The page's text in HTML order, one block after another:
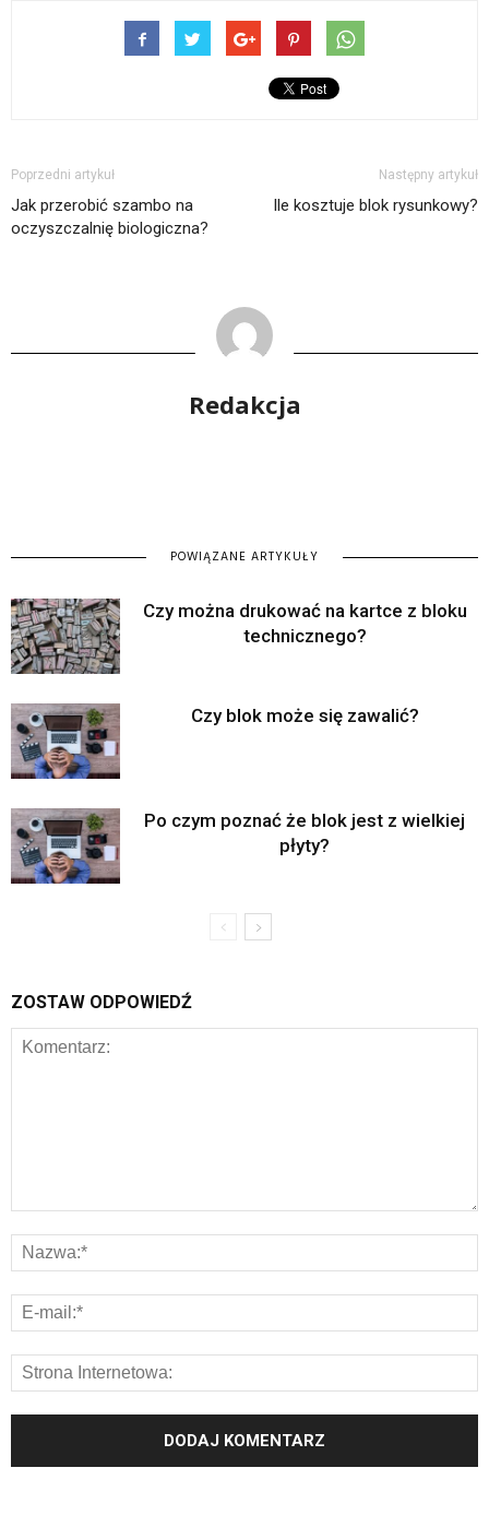
Poprzedni artykuł
Jak przerobić szambo na
oczyszczalnię biologiczna?
Następny artykuł
Ile kosztuje blok rysunkowy?
Redakcja
POWIĄZANE ARTYKUŁY
Czy można drukować na kartce z bloku
technicznego?
Czy blok może się zawalić?
Po czym poznać że blok jest z wielkiej
płyty?
ZOSTAW ODPOWIEDŹ